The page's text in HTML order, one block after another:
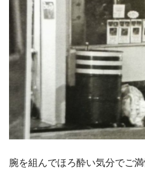
腕を組んでほろ酔い気分でご